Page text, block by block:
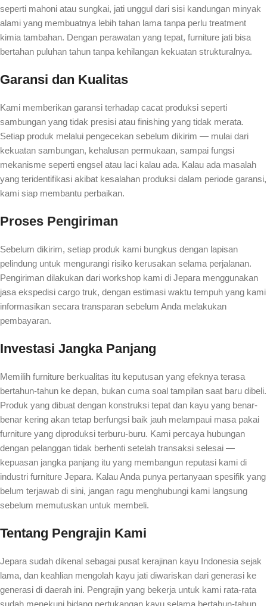
seperti mahoni atau sungkai, jati unggul dari sisi kandungan minyak
alami yang membuatnya lebih tahan lama tanpa perlu treatment
kimia tambahan. Dengan perawatan yang tepat, furniture jati bisa
bertahan puluhan tahun tanpa kehilangan kekuatan strukturalnya.
Garansi dan Kualitas
Kami memberikan garansi terhadap cacat produksi seperti
sambungan yang tidak presisi atau finishing yang tidak merata.
Setiap produk melalui pengecekan sebelum dikirim — mulai dari
kekuatan sambungan, kehalusan permukaan, sampai fungsi
mekanisme seperti engsel atau laci kalau ada. Kalau ada masalah
yang teridentifikasi akibat kesalahan produksi dalam periode garansi,
kami siap membantu perbaikan.
Proses Pengiriman
Sebelum dikirim, setiap produk kami bungkus dengan lapisan
pelindung untuk mengurangi risiko kerusakan selama perjalanan.
Pengiriman dilakukan dari workshop kami di Jepara menggunakan
jasa ekspedisi cargo truk, dengan estimasi waktu tempuh yang kami
informasikan secara transparan sebelum Anda melakukan
pembayaran.
Investasi Jangka Panjang
Memilih furniture berkualitas itu keputusan yang efeknya terasa
bertahun-tahun ke depan, bukan cuma soal tampilan saat baru dibeli.
Produk yang dibuat dengan konstruksi tepat dan kayu yang benar-
benar kering akan tetap berfungsi baik jauh melampaui masa pakai
furniture yang diproduksi terburu-buru. Kami percaya hubungan
dengan pelanggan tidak berhenti setelah transaksi selesai —
kepuasan jangka panjang itu yang membangun reputasi kami di
industri furniture Jepara. Kalau Anda punya pertanyaan spesifik yang
belum terjawab di sini, jangan ragu menghubungi kami langsung
sebelum memutuskan untuk membeli.
Tentang Pengrajin Kami
Jepara sudah dikenal sebagai pusat kerajinan kayu Indonesia sejak
lama, dan keahlian mengolah kayu jati diwariskan dari generasi ke
generasi di daerah ini. Pengrajin yang bekerja untuk kami rata-rata
sudah menekuni bidang pertukangan kayu selama bertahun-tahun,